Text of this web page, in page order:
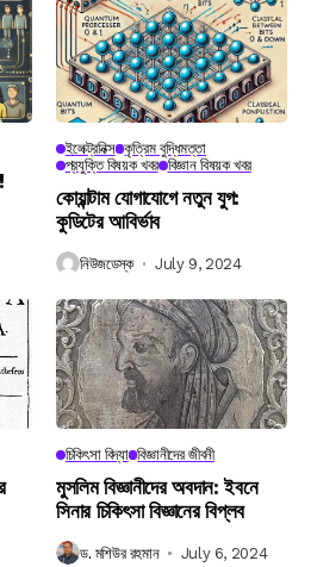
ইলেক্ট্রনিক্স কৃত্রিম বুদ্ধিমত্তা
প্রযুক্তি বিষয়ক খবর বিজ্ঞান বিষয়ক খবর
কোয়ান্টাম যোগাযোগে নতুন যুগ:
কুডিটের আবির্ভাব
নিউজডেস্ক July 9, 2024
চিকিৎসা বিদ্যা বিজ্ঞানীদের জীবনী
মুসলিম বিজ্ঞানীদের অবদান: ইবনে
সিনার চিকিৎসা বিজ্ঞানের বিপ্লব
ড. মশিউর রহমান July 6, 2024